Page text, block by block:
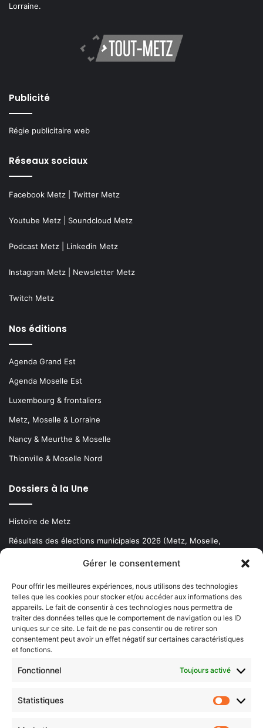
Gérer le consentement
Pour offrir les meilleures expériences, nous utilisons des technologies
telles que les cookies pour stocker et/ou accéder aux informations des
appareils. Le fait de consentir à ces technologies nous permettra de
traiter des données telles que le comportement de navigation ou les ID
uniques sur ce site. Le fait de ne pas consentir ou de retirer son
consentement peut avoir un effet négatif sur certaines caractéristiques
et fonctions.
Fonctionnel Toujours activé
Statistiques
Lorraine.
Publicité
Régie publicitaire web
Réseaux sociaux
Facebook Metz Twitter Metz
Youtube Metz Soundcloud Metz
Podcast Metz Linkedin Metz
Instagram Metz Newsletter Metz
Twitch Metz
Nos éditions
Agenda Grand Est
Agenda Moselle Est
Luxembourg & frontaliers
Metz, Moselle & Lorraine
Nancy & Meurthe & Moselle
Thionville & Moselle Nord
Dossiers à la Une
Histoire de Metz
Résultats des élections municipales 2026 (Metz, Moselle,
Newsletter gratuite
Choisissez : matin, soir ou hebdo ?